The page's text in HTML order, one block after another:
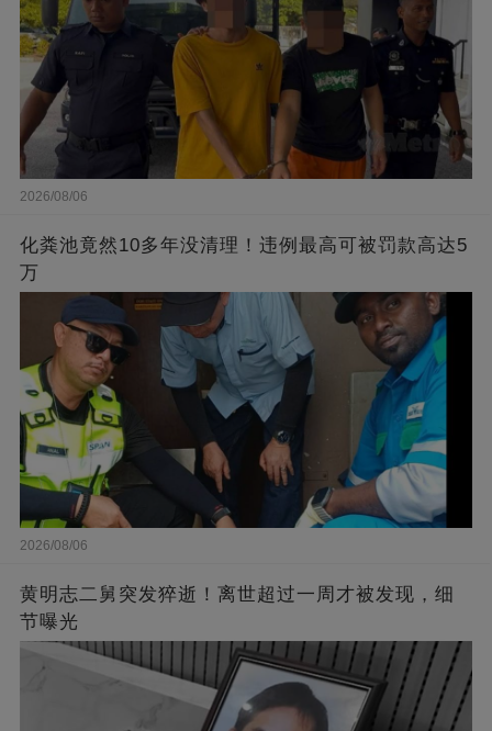
2026/08/06
化粪池竟然10多年没清理！违例最高可被罚款高达5
万
2026/08/06
黄明志二舅突发猝逝！离世超过一周才被发现，细
节曝光